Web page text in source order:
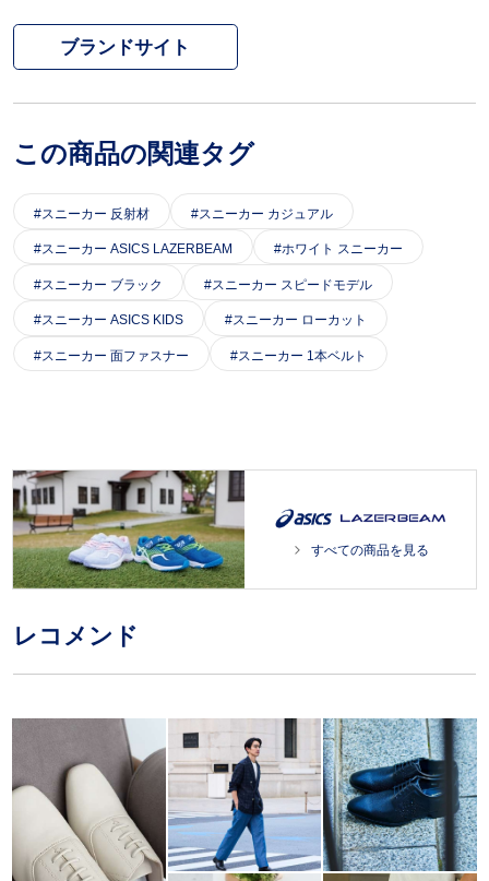
ブランドサイト
この商品の関連タグ
スニーカー 反射材 スニーカー カジュアル
スニーカー ASICS LAZERBEAM ホワイト スニーカー
スニーカー ブラック スニーカー スピードモデル
スニーカー ASICS KIDS スニーカー ローカット
スニーカー 面ファスナー スニーカー 1本ベルト
すべての商品を見る
レコメンド